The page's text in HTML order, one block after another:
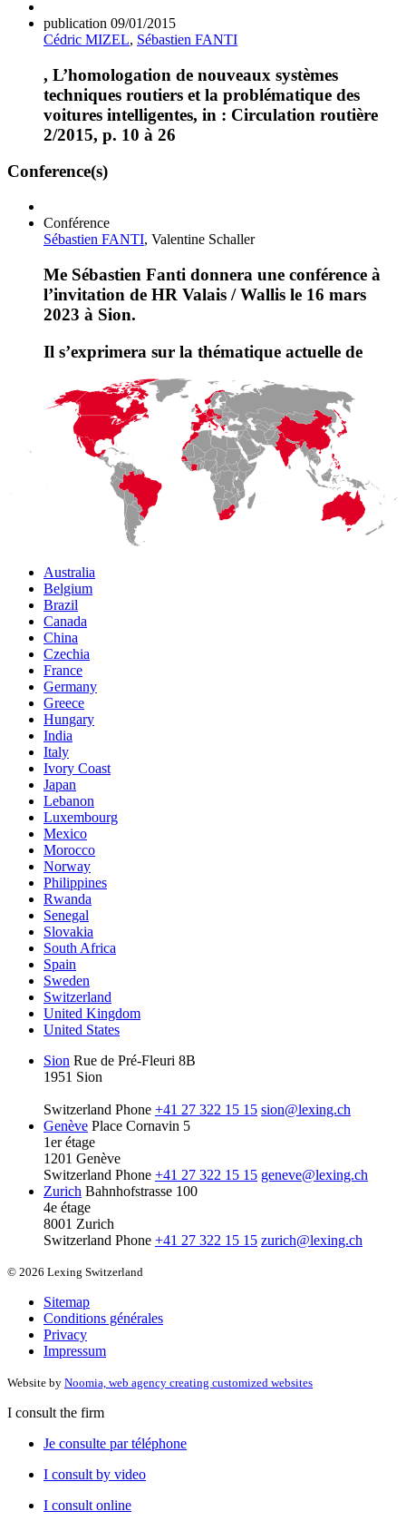
publication 09/01/2015
Cédric MIZEL, Sébastien FANTI
, L’homologation de nouveaux systèmes
techniques routiers et la problématique des
voitures intelligentes, in : Circulation routière
2/2015, p. 10 à 26
Conference(s)
Conférence
Sébastien FANTI, Valentine Schaller
Me Sébastien Fanti donnera une conférence à
l’invitation de HR Valais / Wallis le 16 mars
2023 à Sion.
Il s’exprimera sur la thématique actuelle de
Australia
Belgium
Brazil
Canada
China
Czechia
France
Germany
Greece
Hungary
India
Italy
Ivory Coast
Japan
Lebanon
Luxembourg
Mexico
Morocco
Norway
Philippines
Rwanda
Senegal
Slovakia
South Africa
Spain
Sweden
Switzerland
United Kingdom
United States
Sion Rue de Pré-Fleuri 8B
1951 Sion
Switzerland Phone +41 27 322 15 15 sion@lexing.ch
Genève Place Cornavin 5
1er étage
1201 Genève
Switzerland Phone +41 27 322 15 15 geneve@lexing.ch
Zurich Bahnhofstrasse 100
4e étage
8001 Zurich
Switzerland Phone +41 27 322 15 15 zurich@lexing.ch
© 2026 Lexing Switzerland
Sitemap
Conditions générales
Privacy
Impressum
Website by Noomia, web agency creating customized websites
I consult the firm
Je consulte par téléphone
I consult by video
I consult online